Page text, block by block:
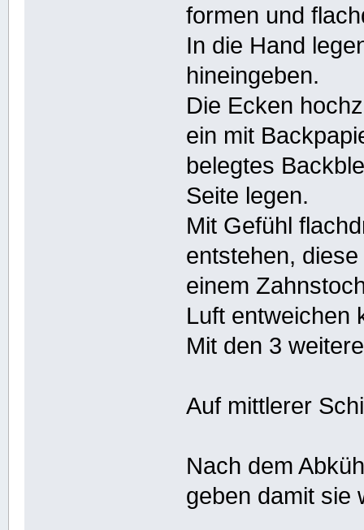
formen und
In die Hand
hineingeben.
Die Ecken
ein mit
belegtes
Seite legen.
Mit Gefühl
entstehen, diese
einem
Luft entweichen
Mit den 3
Auf mittlerer
Nach dem
geben damit sie